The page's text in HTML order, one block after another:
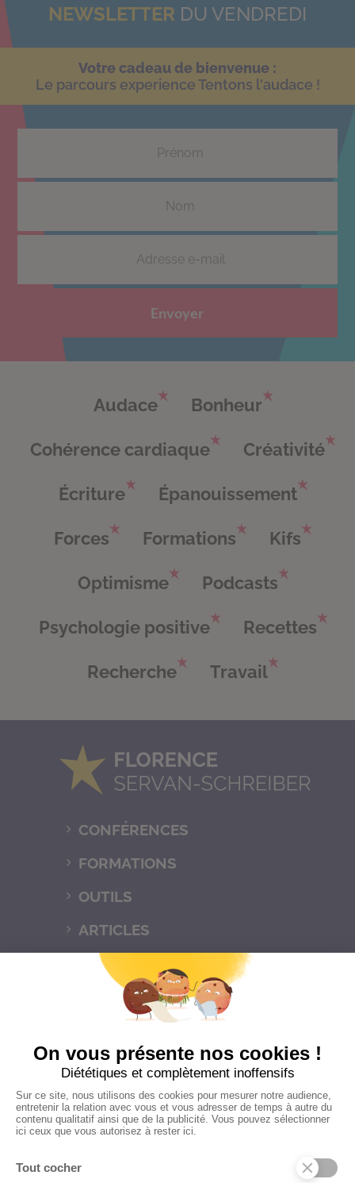
NEWSLETTER DU VENDREDI
Votre cadeau de bienvenue :
Le parcours experience Tentons l'audace !
Envoyer
Audace Bonheur
Cohérence cardiaque Créativité
Écriture Épanouissement
Forces Formations Kifs
Optimisme Podcasts
Psychologie positive Recettes
Recherche Travail
CONFÉRENCES
FORMATIONS
OUTILS
ARTICLES
LIVRES
FLORENCE
Mentions légales
Politique de
confidentialités